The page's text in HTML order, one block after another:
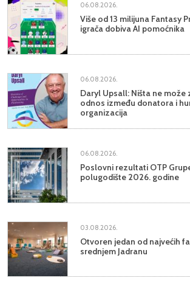
06.08.2026.
Više od 13 milijuna Fantasy
igrača dobiva AI pomoćnika
06.08.2026.
Daryl Upsall: Ništa ne može
odnos između donatora i
organizacija
06.08.2026.
Poslovni rezultati OTP
polugodište 2026. godine
03.08.2026.
Otvoren jedan od najvećih
srednjem Jadranu